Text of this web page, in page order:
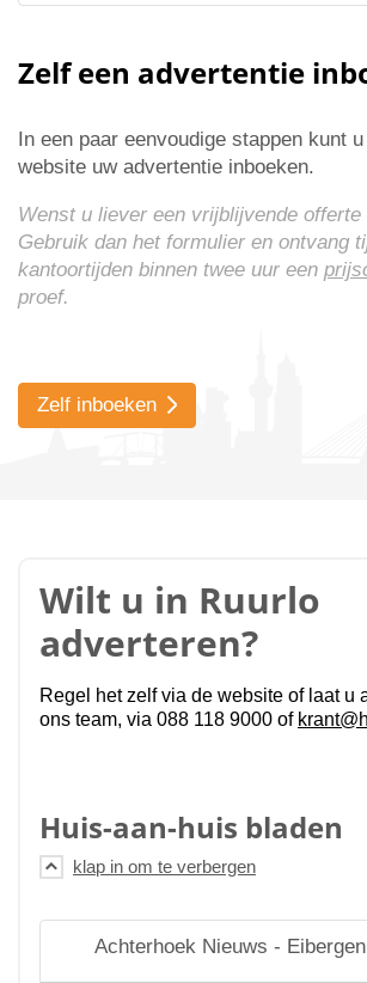
Zelf een advertentie
In een paar eenvoudige stappen kunt
website uw advertentie inboeken.
Wenst u liever een vrijblijvende offerte
Gebruik dan het formulier en ontvang
kantoortijden binnen twee uur een
proef.
Zelf inboeken
Wilt u in Ruurlo
adverteren?
Regel het zelf via de website of laat u
ons team, via 088 118 9000 of
Huis-aan-huis bladen
Achterhoek Nieuws -